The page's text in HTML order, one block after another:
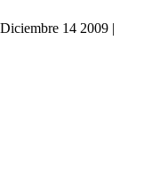
Diciembre 14 2009 |